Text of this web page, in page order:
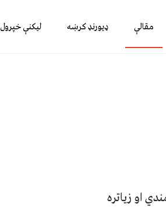
مقالې ډیورنډ کرښه لیکنې خپرول
او زیاتره